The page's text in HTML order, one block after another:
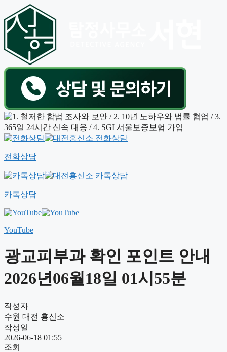
전화상담
카톡상담
YouTube
광교피부과 확인 포인트 안내
2026년06월18일 01시55분
작성자
수원 대전 흥신소
작성일
2026-06-18 01:55
조회